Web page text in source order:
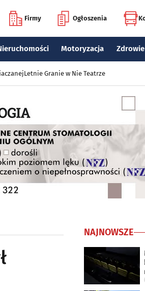
Firmy Ogłoszenia
Motoryzacja Zdrowie
Letnie Granie w Nie Teatrze
NAJNOWSZE